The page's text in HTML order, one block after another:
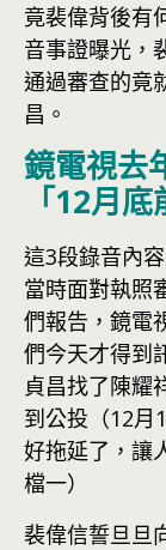
竟裴偉背後有
音事證曝光，
通過審查的竟
昌。
鏡電視去
「12月
這3段錄音內
當時面對執照
們報告，鏡電
們今天才得到
貞昌找了陳耀
到公投（12月
好拖延了，讓
檔一）
裴偉信誓旦旦